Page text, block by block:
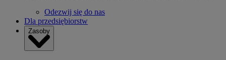
Odezwij się do nas
Dla przedsiębiorstw
Zasoby